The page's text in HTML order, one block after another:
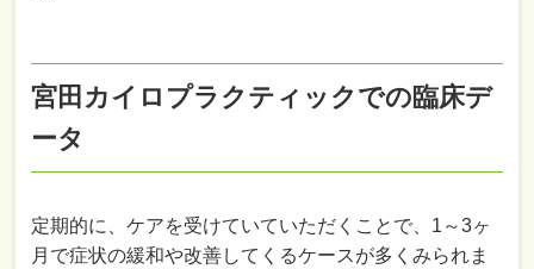
宮田カイロプラクティックでの臨床デ
ータ
定期的に、ケアを受けていていただくことで、1～3ヶ
月で症状の緩和や改善してくるケースが多くみられま